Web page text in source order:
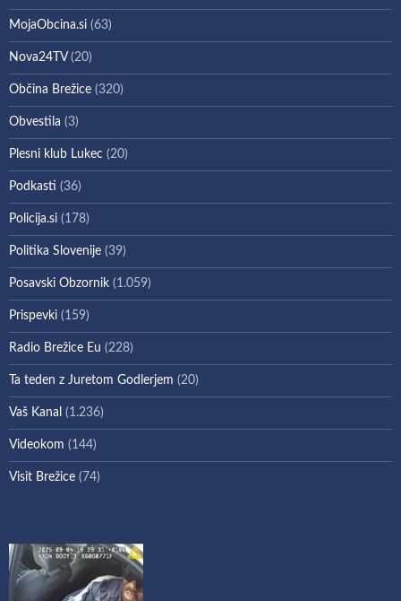
MojaObcina.si (63)
Nova24TV(20)
Občina Brežice (320)
Obvestila (3)
Plesni klub Lukec (20)
Podkasti (36)
Policija.si (178)
Politika Slovenije (39)
Posavski Obzornik (1.059)
Prispevki (159)
Radio Brežice Eu (228)
Ta teden z Juretom Godlerjem (20)
Vaš Kanal (1.236)
Videokom (144)
Visit Brežice (74)